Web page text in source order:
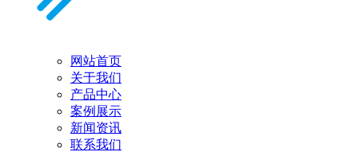
网站首页
关于我们
产品中心
案例展示
新闻资讯
联系我们